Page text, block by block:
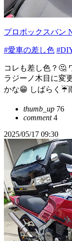
プロボックスバン
#愛車の差し色
コレも差し色？🤔
ラジーノ木目に変
かな😁 しばらく☔
thumb_up 76
comment4
2025/05/17 09:30